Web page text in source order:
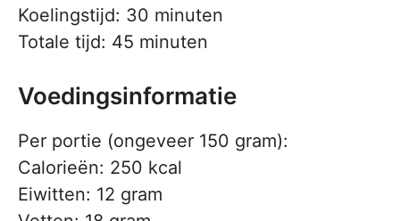
Koelingstijd: 30 minuten
Totale tijd: 45 minuten
Voedingsinformatie
Per portie (ongeveer 150 gram):
Calorieën: 250 kcal
Eiwitten: 12 gram